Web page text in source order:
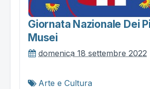
Giornata Nazionale Dei
Musei
domenica 18 settembre 2022
Arte e Cultura